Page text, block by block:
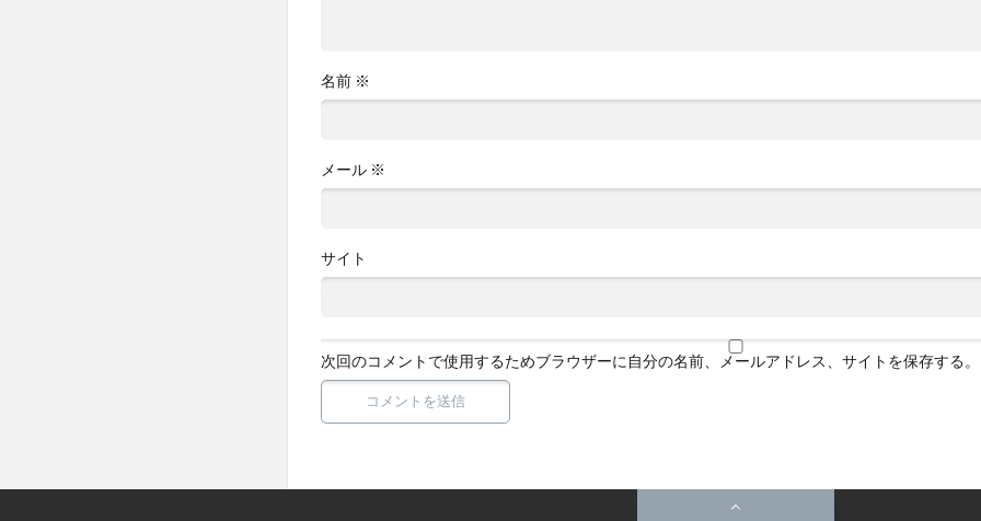
名前 ※
メール ※
サイト
次回のコメントで使用するためブラウザーに自分の名前、メールアドレス、サイトを保存する。